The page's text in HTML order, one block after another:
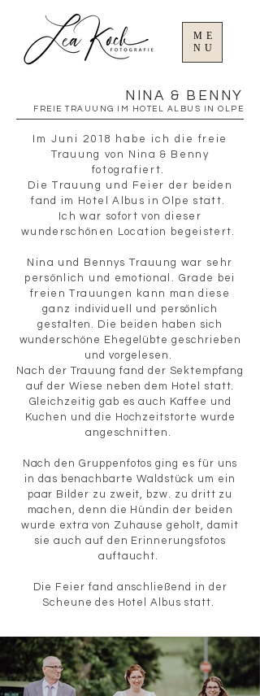
ME
NU
NINA & BENNY
FREIE TRAUUNG IM HOTEL ALBUS IN OLPE
Im Juni 2018 habe ich die freie
Trauung von Nina & Benny
fotografiert.
Die Trauung und Feier der beiden
fand im Hotel Albus in Olpe statt.
Ich war sofort von dieser
wunderschönen Location begeistert.
Nina und Bennys Trauung war sehr
persönlich und emotional. Grade bei
freien Trauungen kann man diese
ganz individuell und persönlich
gestalten. Die beiden haben sich
wunderschöne Ehegelübte geschrieben
und vorgelesen.
Nach der Trauung fand der Sektempfang
auf der Wiese neben dem Hotel statt.
Gleichzeitig gab es auch Kaffee und
Kuchen und die Hochzeitstorte wurde
angeschnitten.
Nach den Gruppenfotos ging es für uns
in das benachbarte Waldstück um ein
paar Bilder zu zweit, bzw. zu dritt zu
machen, denn die Hündin der beiden
wurde extra von Zuhause geholt, damit
sie auch auf den Erinnerungsfotos
auftaucht.
Die Feier fand anschließend in der
Scheune des Hotel Albus statt.